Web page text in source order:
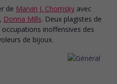
de Marvin J. Chomsky avec
, Donna Mills. Deux plagistes de
inoffensives des
de bijoux.